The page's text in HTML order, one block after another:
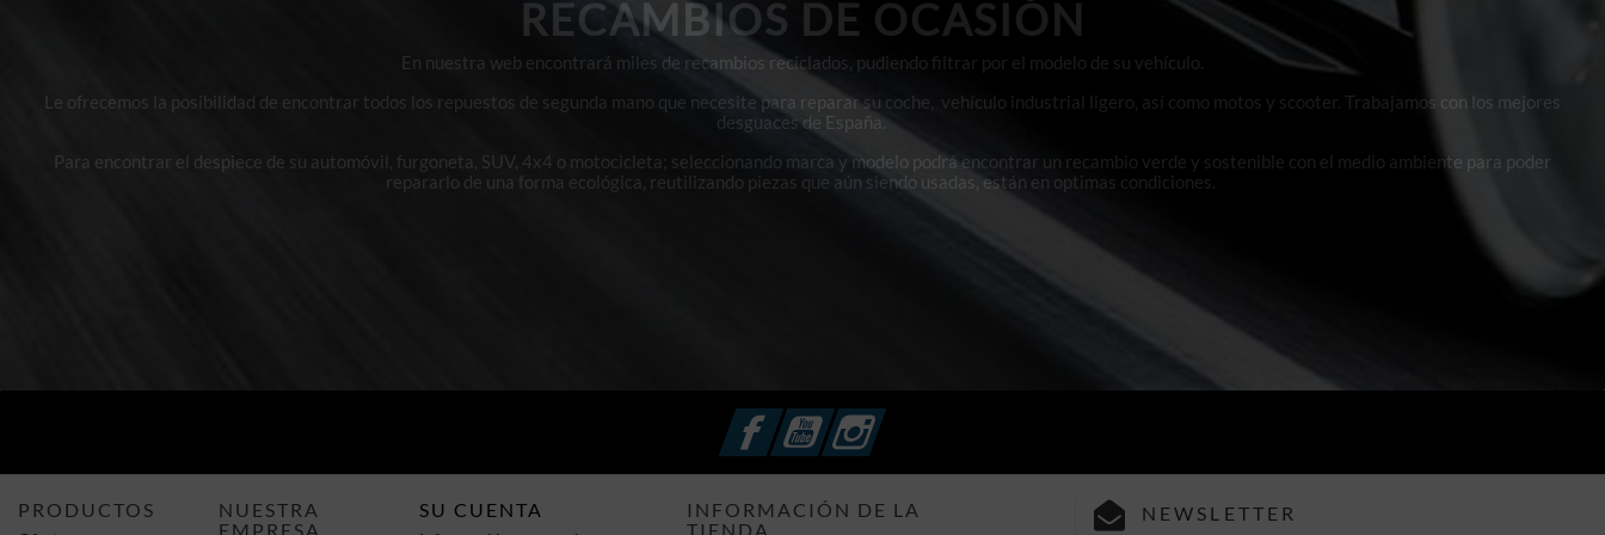
RECAMBIOS DE OCASIÓN
En nuestra web encontrará miles de recambios reciclados, pudiendo filtrar por el modelo de su vehículo.
Le ofrecemos la posibilidad de encontrar todos los repuestos de segunda mano que necesite para reparar su coche, vehículo industrial ligero, así como motos y scooter. Trabajamos con los mejores
desguaces de España.
Para encontrar el despiece de su automóvil, furgoneta, SUV, 4x4 o motocicleta; seleccionando marca y modelo podrá encontrar un recambio verde y sostenible con el medio ambiente para poder
repararlo de una forma ecológica, reutilizando piezas que aún siendo usadas, están en optimas condiciones.
FacebookYouTubeInstagram
PRODUCTOS
NUESTRA
EMPRESA
SU CUENTA
INFORMACIÓN DE LA
TIENDA
NEWSLETTER